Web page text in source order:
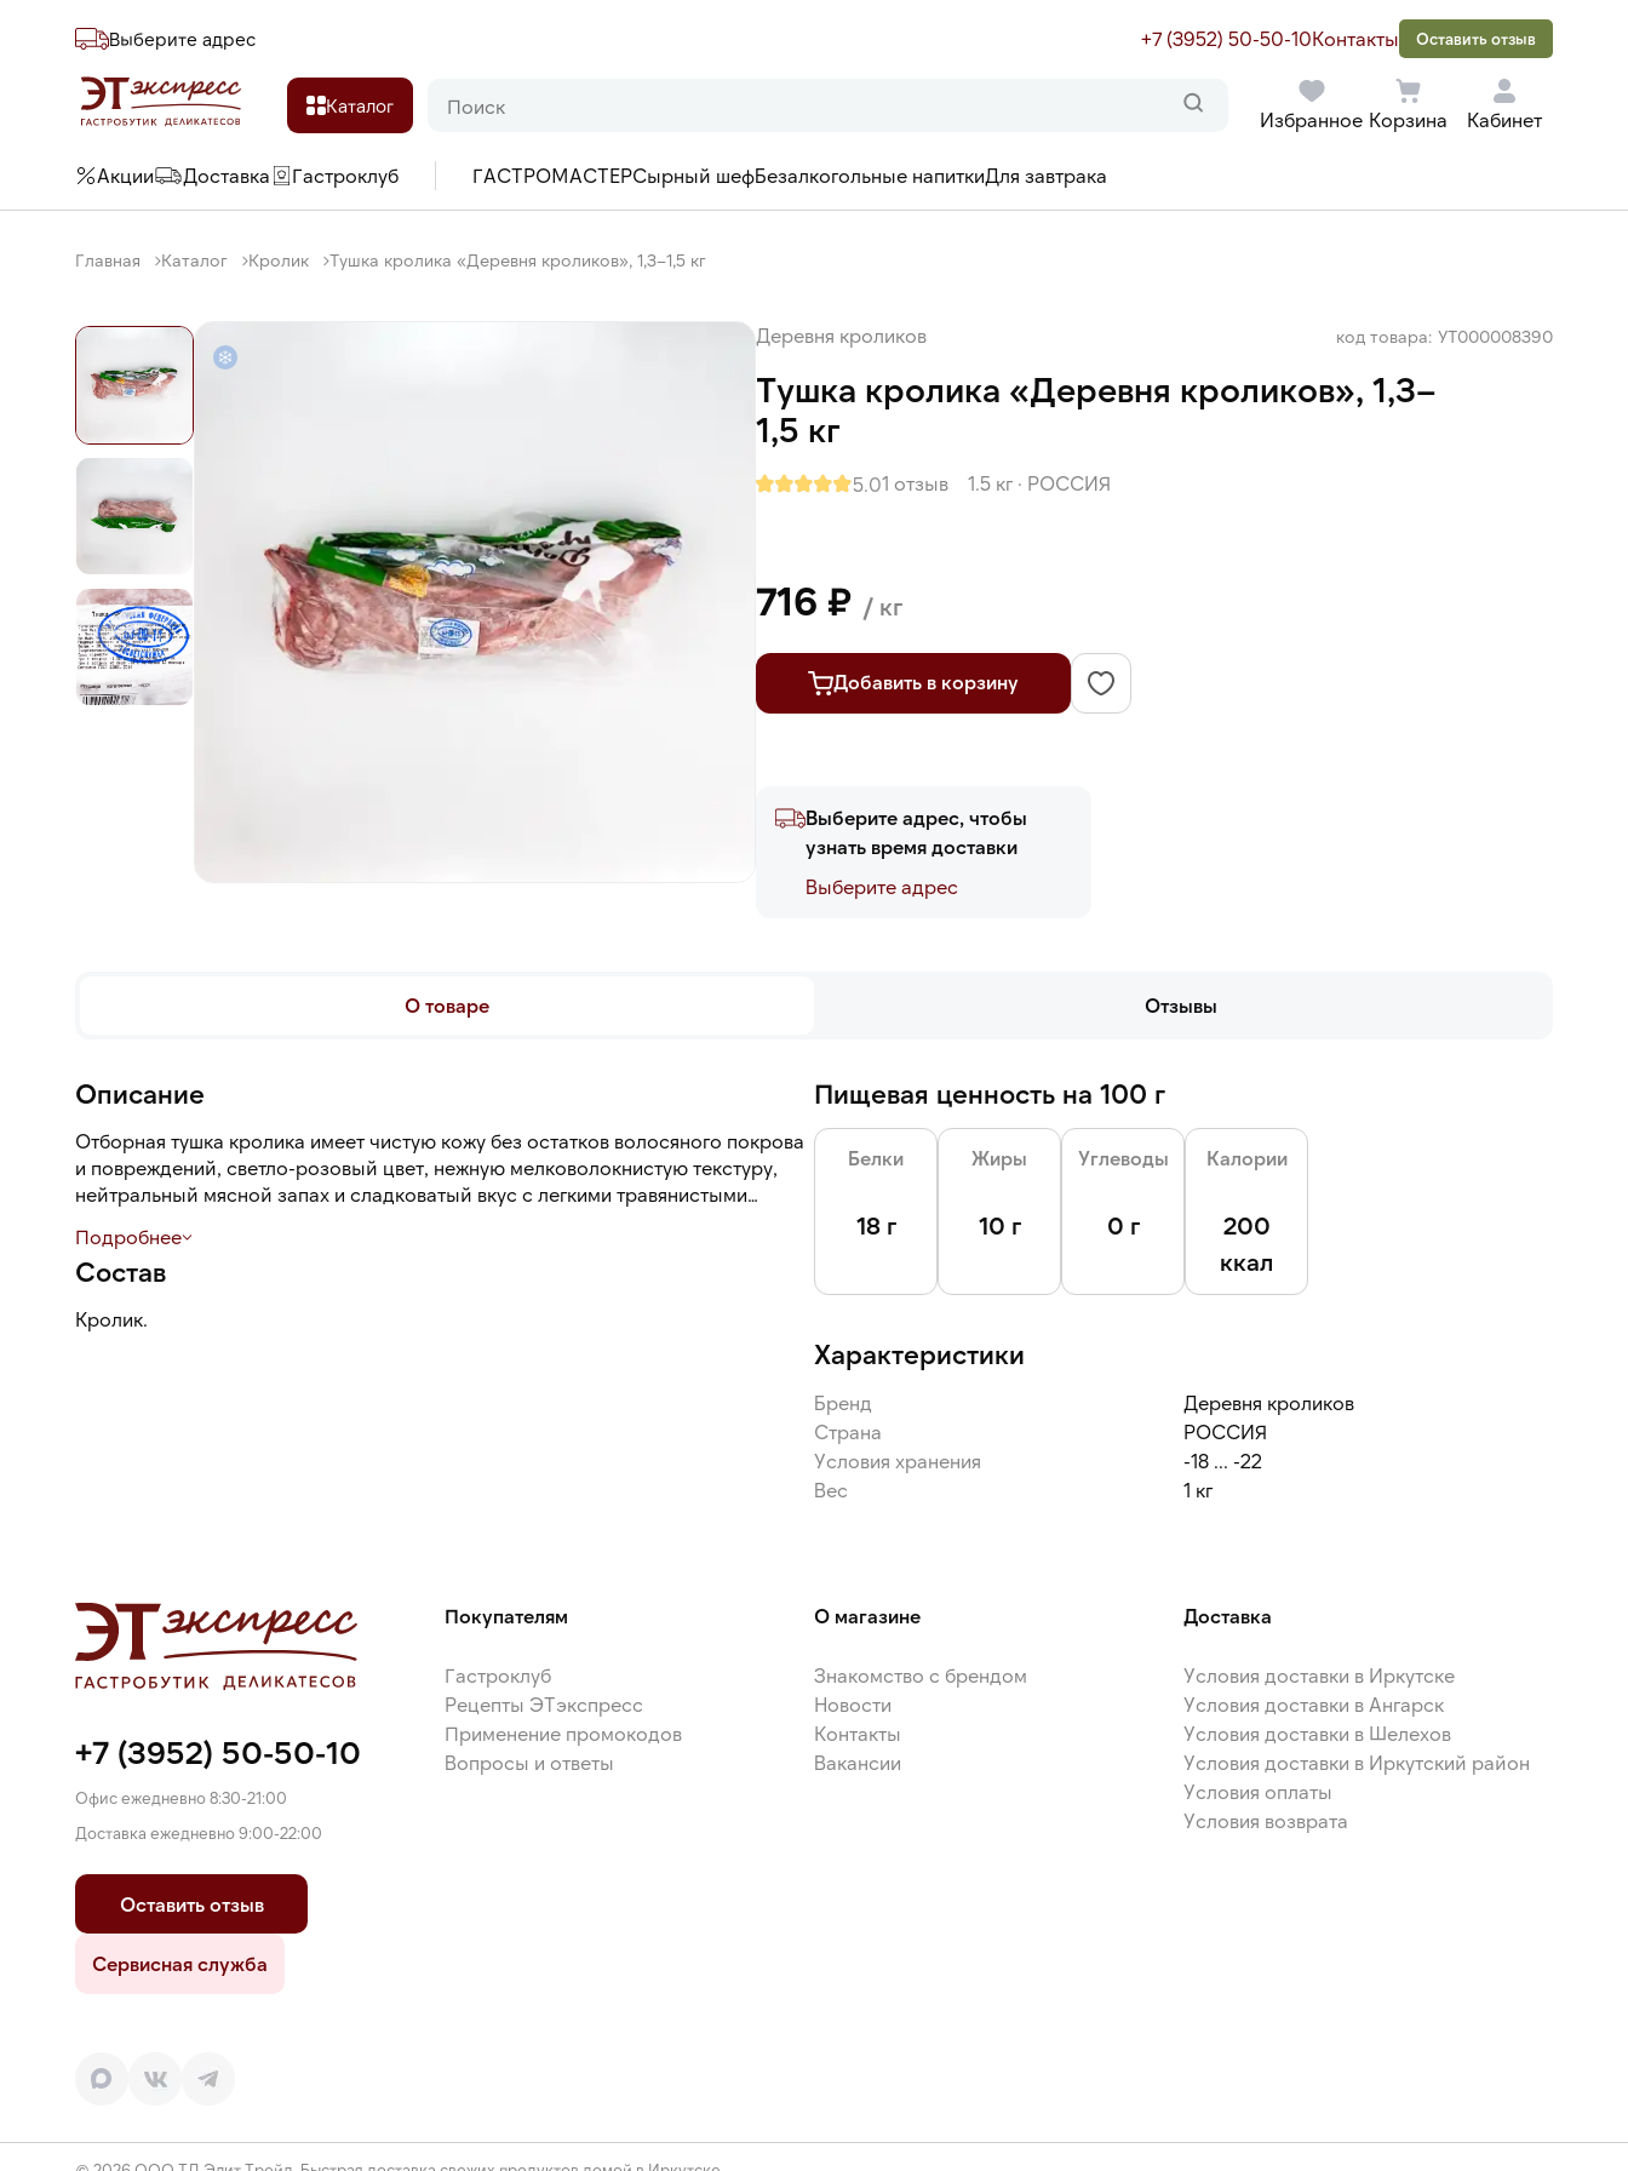
Выберите адреc +7 (3952) 50-50-10Контакты Оставить отзыв
Каталог
Избранное Корзина Кабинет
Акции Доставка Гастроклуб ГАСТРОМАСТЕРСырный шефБезалкогольные напиткиДля завтрака
Главная Каталог Кролик Тушка кролика «Деревня кроликов», 1,3–1,5 кг
Деревня кроликов код товара: УТ000008390
Тушка кролика «Деревня кроликов», 1,3–
1,5 кг
5.01 отзыв 1.5 кг · РОССИЯ
716 ₽ / кг
Добавить в корзину
Выберите адрес, чтобы
узнать время доставки
Выберите адреc
О товаре Отзывы
Описание
Отборная тушка кролика имеет чистую кожу без остатков волосяного покрова
и повреждений, светло-розовый цвет, нежную мелковолокнистую текстуру,
нейтральный мясной запах и сладковатый вкус с легкими травянистыми
Подробнее
Состав
Кролик.
Пищевая ценность на 100 г
Белки
18 г
Жиры
10 г
Углеводы
0 г
Калории
200
ккал
Характеристики
Бренд
Деревня кроликов
Страна
РОССИЯ
Условия хранения
-18 ... -22
Вес
1 кг
+7 (3952) 50-50-10
Офис ежедневно 8:30-21:00
Доставка ежедневно 9:00-22:00
Оставить отзыв
Сервисная служба
Покупателям
Гастроклуб
Рецепты ЭТэкспресс
Применение промокодов
Вопросы и ответы
О магазине
Знакомство с брендом
Новости
Контакты
Вакансии
Доставка
Условия доставки в Иркутске
Условия доставки в Ангарск
Условия доставки в Шелехов
Условия доставки в Иркутский район
Условия оплаты
Условия возврата